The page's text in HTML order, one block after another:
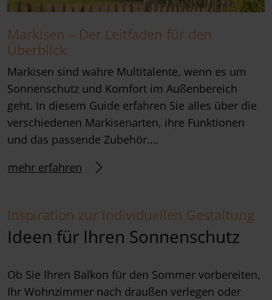
Markisen – Der Leitfaden für den
Überblick
Markisen sind wahre Multitalente, wenn es um
Sonnenschutz und Komfort im Außenbereich
geht. In diesem Guide erfahren Sie alles über die
verschiedenen Markisenarten, ihre Funktionen
und das passende Zubehör….
mehr erfahren
Inspiration zur individuellen Gestaltung
Ideen für Ihren Sonnenschutz
Ob Sie Ihren Balkon für den Sommer vorbereiten,
Ihr Wohnzimmer nach draußen verlegen oder